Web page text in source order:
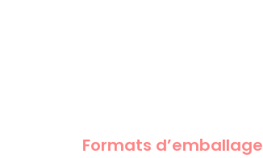
Formats d’emballage